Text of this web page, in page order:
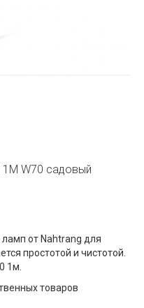
1M W70 садовый
ламп от Nahtrang для
простотой и чистотой.
1м.
товаров